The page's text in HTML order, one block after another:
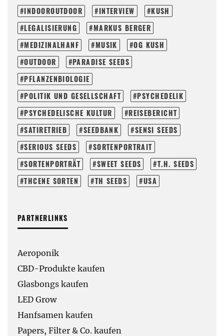
INDOOROUTDOOR
INTERVIEW
KUSH
LEGALISIERUNG
MARKUS BERGER
MEDIZINALHANF
MUSIK
OG KUSH
OUTDOOR
PARADISE SEEDS
PFLANZENBIOLOGIE
POLITIK UND GESELLSCHAFT
PSYCHEDELIK
PSYCHEDELISCHE KULTUR
REISEBERICHT
SATIRETRIEB
SEEDBANK
SENSI SEEDS
SERIOUS SEEDS
SORTENPORTRAIT
SORTENPORTRÄT
SWEET SEEDS
T.H. SEEDS
THCENE SORTEN
TH SEEDS USA
PARTNERLINKS
Aeroponik
CBD-Produkte kaufen
Glasbongs kaufen
LED Grow
Hanfsamen kaufen
Papers, Filter & Co. kaufen